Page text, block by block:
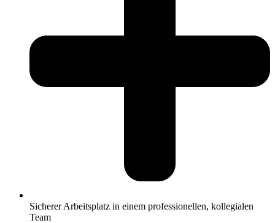
Sicherer Arbeitsplatz in einem professionellen, kollegialen
Team